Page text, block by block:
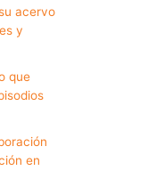
acervo
y
que
en